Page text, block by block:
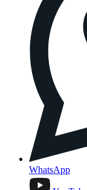
WhatsApp